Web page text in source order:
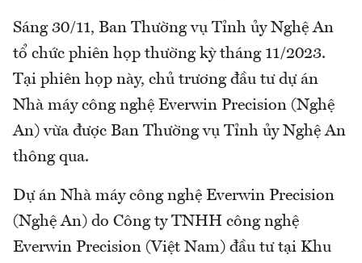
Sáng 30/11, Ban Thường vụ Tỉnh ủy Nghệ An
tổ chức phiên họp thường kỳ tháng 11/2023.
Tại phiên họp này, chủ trương đầu tư dự án
Nhà máy công nghệ Everwin Precision (Nghệ
An) vừa được Ban Thường vụ Tỉnh ủy Nghệ An
thông qua.
Dự án Nhà máy công nghệ Everwin Precision
(Nghệ An) do Công ty TNHH công nghệ
Everwin Precision (Việt Nam) đầu tư tại Khu